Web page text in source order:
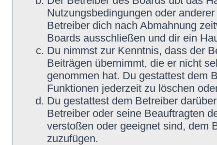
Nutzungsbedingungen oder
Betreiber dich nach Abmahnung
Boards ausschließen und dir ein
Du nimmst zur Kenntnis, dass der
Beiträgen übernimmt, die er nicht
genommen hat. Du gestattest dem
Funktionen jederzeit zu löschen
Du gestattest dem Betreiber
Betreiber oder seine Beauftragten
verstoßen oder geeignet sind, dem
zuzufügen.